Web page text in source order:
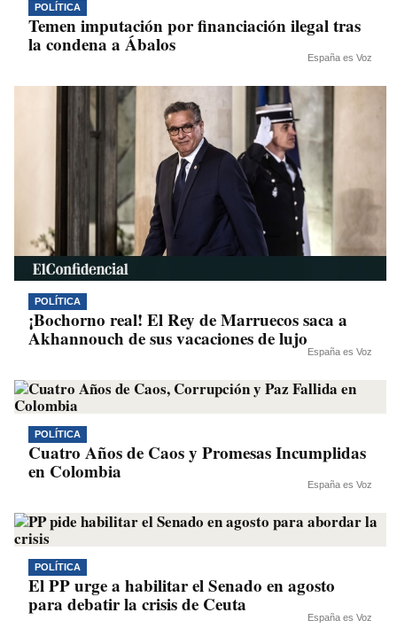
POLÍTICA
Temen imputación por financiación ilegal tras
la condena a Ábalos
España es Voz
POLÍTICA
¡Bochorno real! El Rey de Marruecos saca a
Akhannouch de sus vacaciones de lujo
España es Voz
POLÍTICA
Cuatro Años de Caos y Promesas Incumplidas
en Colombia
España es Voz
POLÍTICA
El PP urge a habilitar el Senado en agosto
para debatir la crisis de Ceuta
España es Voz